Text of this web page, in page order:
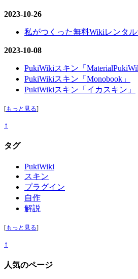
2023-10-26
私がつくった無料Wikiレンタ
2023-10-08
PukiWikiスキン「
PukiWikiスキン「Monobook」
PukiWikiスキン「イカスキン」
[もっと見る]
↑
タグ
PukiWiki
スキン
プラグイン
自作
解説
[もっと見る]
↑
人気のページ